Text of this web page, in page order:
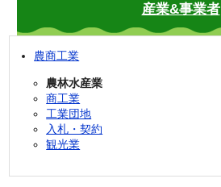
産業&事業者
農商工業
農林水産業
商工業
工業団地
入札・契約
観光業